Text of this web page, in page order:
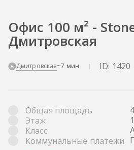
Офис 100 м² -
Дмитровская
Дмитровская~7 мин ID: 1420
Общая площадь
Этаж
Класс
Коммунальные платежи